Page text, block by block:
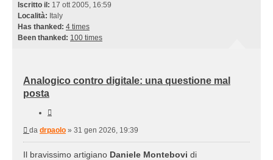
Iscritto il: 17 ott 2005, 16:59
Località: Italy
Has thanked: 4 times
Been thanked: 100 times
Analogico contro digitale: una questione mal
posta
Messaggio
da drpaolo » 31 gen 2026, 19:39
Il bravissimo artigiano Daniele Montebovi di